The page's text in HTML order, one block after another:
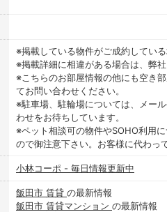
※掲載している物件がご成約してい
※掲載詳細に相違がある場合は、弊
※こちらのお部屋情報の他にも空き
てお問い合わせください。
※駐車場、駐輪場については、メー
わせをお待ちしています。
※ペット相談可の物件やSOHO利用
ので御注意下さい。お客様に代わっ
小林コーポ - 毎日情報更新中
飯田市 賃貸 の最新情報
飯田市 賃貸マンション の最新情報